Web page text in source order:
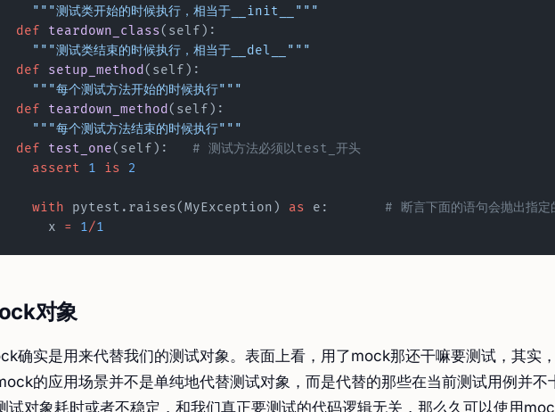
    """测试类开始的时候执行，相当于__init__"""
  def
teardown_class(self):
    """测试类结束的时候执行，相当于__del__"""
  def
setup_method (self):
    """每个测试方法开始的时候执行"""
  def
teardown_method (self):
    """每个测试方法结束的时候执行"""
  def
test_one
# 测试方法必须以test_开头
    assert
1 is 2
    with
pytest.raises(MyException) as
# 断言下面的语句会抛出指定
      x
= 1/1
对象
确实是用来代替我们的测试对象。表面上看，用了mock那还干嘛要测试，其实
的应用场景并不是单纯地代替测试对象，而是代替的那些在当前测试用例并不
试对象耗时或者不稳定，和我们真正要测试的代码逻辑无关，那么久可以使用